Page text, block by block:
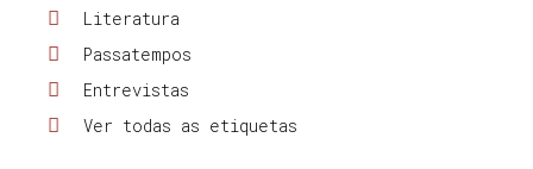
Literatura
Passatempos
Entrevistas
Ver todas as etiquetas